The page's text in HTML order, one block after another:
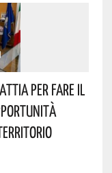
Per Fare Il